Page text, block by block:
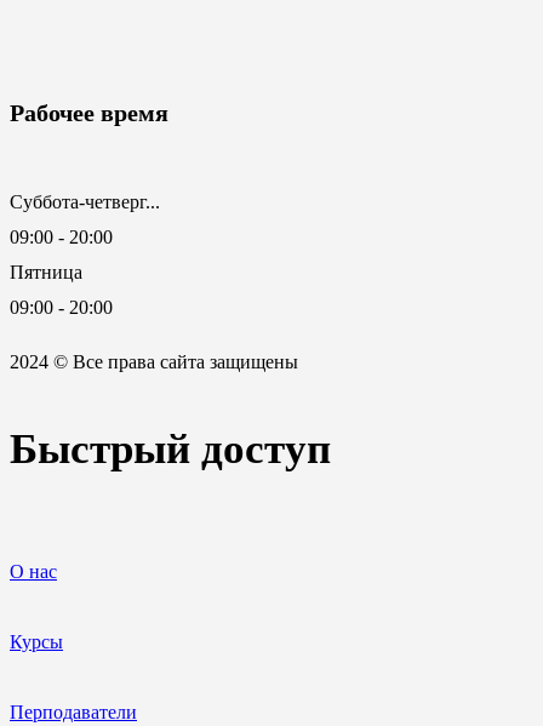
Рабочее время
Суббота-четверг...
09:00 - 20:00
Пятница
09:00 - 20:00
2024 © Все права сайта защищены
Быстрый доступ
О нас
Курсы
Перподаватели